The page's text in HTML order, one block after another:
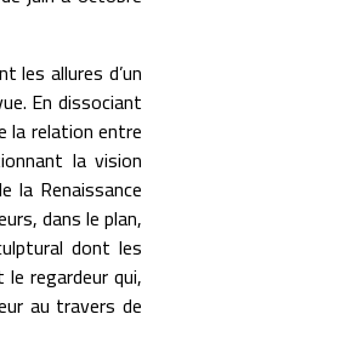
les allures d’un
En dissociant
la relation entre
la vision
Renaissance
dans le plan,
dont les
regardeur qui,
au travers de